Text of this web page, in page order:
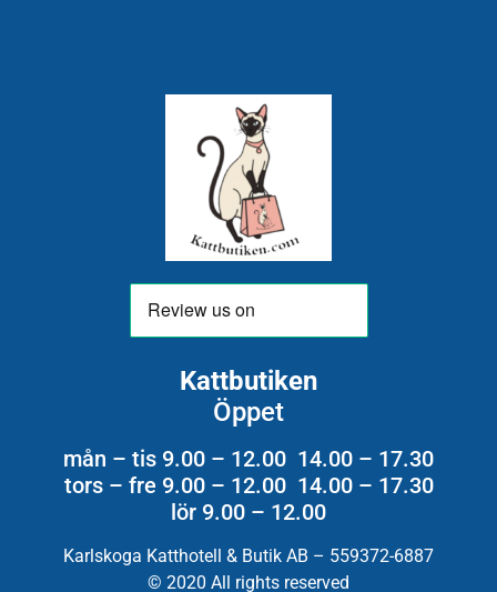
Kattbutiken
Öppet
mån – tis 9.00 – 12.00 14.00 – 17.30
tors – fre 9.00 – 12.00 14.00 – 17.30
lör 9.00 – 12.00
Karlskoga Katthotell & Butik AB – 559372-6887
© 2020 All rights reserved